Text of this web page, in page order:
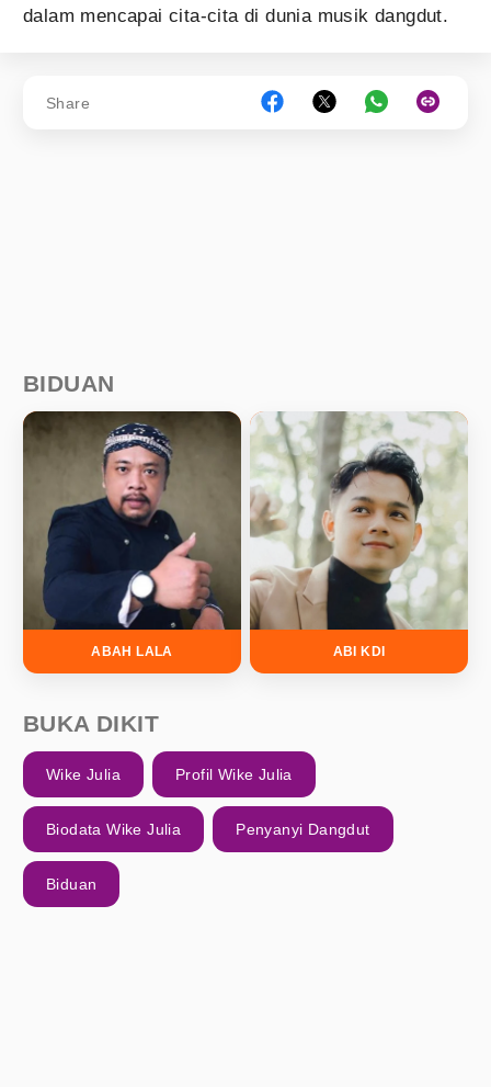
dalam mencapai cita-cita di dunia musik dangdut.
Share
BIDUAN
ABAH LALA ABI KDI
BUKA DIKIT
Wike Julia Profil Wike Julia
Biodata Wike Julia Penyanyi Dangdut
Biduan